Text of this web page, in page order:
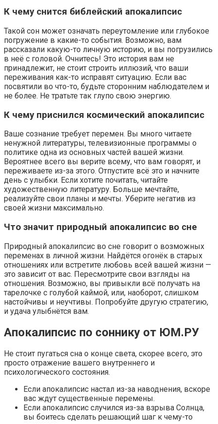
К чему снится библейский апокалипсис
Такой сон может означать переутомление или глубокое
погружение в какие-то события. Возможно, вам
рассказали какую-то личную историю, и вы погрузились
в неё с головой. Очнитесь! Это история вам не
принадлежит, не стоит строить иллюзий, что ваши
переживания как-то исправят ситуацию. Если вас
посвятили во что-то, будьте сторонним наблюдателем и
не более. Не тратьте так глупо свою энергию.
К чему приснился космический апокалипсис
Ваше сознание требует перемен. Вы много читаете
ненужной литературы, телевизионные программы о
политике одна из основных частей вашей жизни.
Вероятнее всего вы верите всему, что вам говорят, и
переживаете из-за этого. Отпустите всё это и начните
день с улыбки. Если хотите почитать, читайте
художественную литературу. Больше мечтайте,
реализуйте свои планы и мечты. Уберите негатив из
своей жизни максимально.
Что значит природный апокалипсис во сне
Природный апокалипсис во сне говорит о возможных
переменах в личной жизни. Найдётся огонёк в старых
отношениях или встретите любовь всей вашей жизни —
это зависит от вас. Пересмотрите свои взгляды на
отношения. Возможно, вы привыкли всё получать на
тарелочке с голубой каймой, или, наоборот, слишком
настойчивы и неучтивы. Попробуйте другую стратегию,
и удача улыбнётся вам.
Апокалипсис по соннику от ЮМ.РУ
Не стоит пугаться сна о конце света, скорее всего, это
просто отражение вашего внутреннего и
психологического состояния.
Если апокалипсис настал из-за наводнения, вскоре
вас ждут существенные перемены.
Если апокалипсис случился из-за взрыва Солнца,
вы боитесь сделать решающий шаг к чему-то